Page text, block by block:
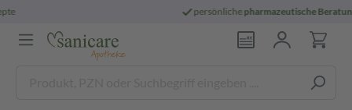
pharmazeutische Beratung